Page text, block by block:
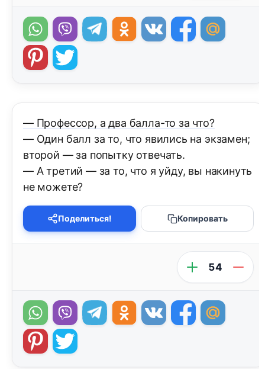
— Профессор, а два балла-то за что?
— Один балл за то, что явились на экзамен;
второй — за попытку отвечать.
— А третий — за то, что я уйду, вы накинуть
не можете?
Поделиться! Копировать
54